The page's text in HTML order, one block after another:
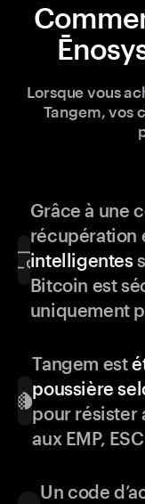
Lorsque vous
Tangem, vos
Grâce à une
récupération
intelligentes
Bitcoin est
uniquement
Tangem est
poussière
pour résister
aux EMP,
Un code